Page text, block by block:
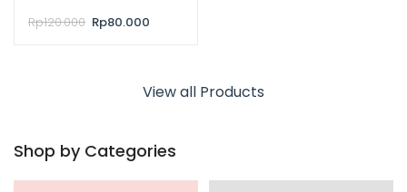
Rp120.000 Rp80.000
View all Products
Shop by Categories